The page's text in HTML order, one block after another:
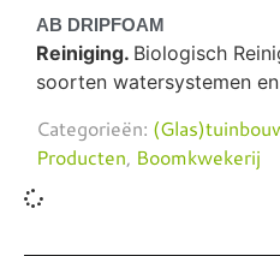
AB DRIPFOAM
Reiniging. Biologisch
soorten watersystemen
Categorieën:
Producten, Boomkwekerij